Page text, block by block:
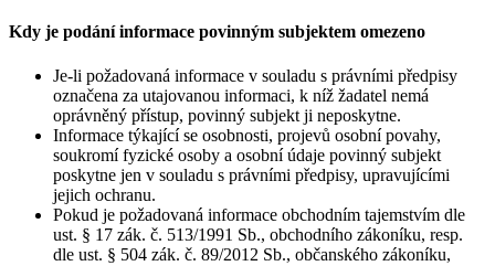
Kdy je podání informace povinným subjektem omezeno
Je-li požadovaná informace v souladu s právními předpisy
označena za utajovanou informaci, k níž žadatel nemá
oprávněný přístup, povinný subjekt ji neposkytne.
Informace týkající se osobnosti, projevů osobní povahy,
soukromí fyzické osoby a osobní údaje povinný subjekt
poskytne jen v souladu s právními předpisy, upravujícími
jejich ochranu.
Pokud je požadovaná informace obchodním tajemstvím dle
ust. § 17 zák. č. 513/1991 Sb., obchodního zákoníku, resp.
dle ust. § 504 zák. č. 89/2012 Sb., občanského zákoníku,